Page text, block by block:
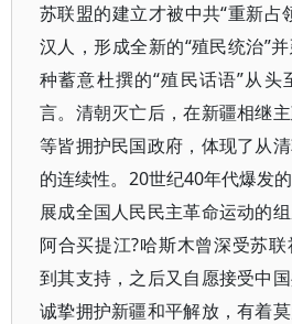
苏联盟的建立才被中共“重新占
汉人，形成全新的“殖民统治”
种蓄意杜撰的“殖民话语”从头
言。清朝灭亡后，在新疆相继
等皆拥护民国政府，体现了从
的连续性。20世纪40年代爆发
展成全国人民民主革命运动的
阿合买提江?哈斯木曾深受苏
到其支持，之后又自愿接受中
诚挚拥护新疆和平解放，有着